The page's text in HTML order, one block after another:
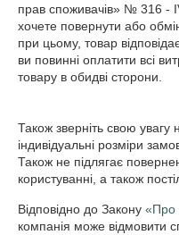
прав споживачів» № 316 -
хочете повернути або
при цьому, товар
ви повинні оплатити всі
товару в обидві сторони.
Також зверніть свою
індивідуальні розміри
Також не підлягає
користуванні, а також
Відповідно до Закону «Про
компанія може відмовити